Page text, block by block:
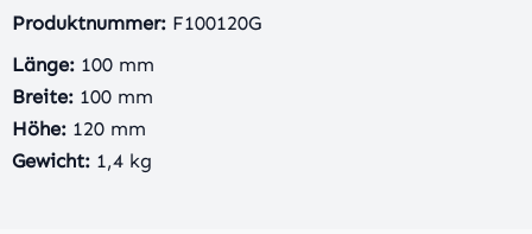
Produktnummer: F100120G
Länge: 100 mm
Breite: 100 mm
Höhe: 120 mm
Gewicht: 1,4 kg